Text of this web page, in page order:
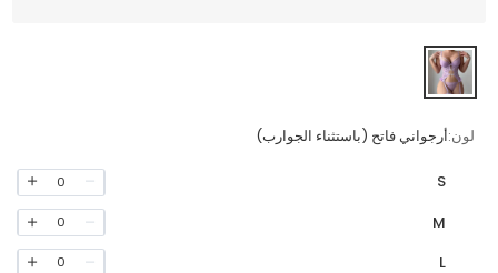
لون:أرجواني فاتح (باستثناء الجوارب)
S
0
M
0
L
0